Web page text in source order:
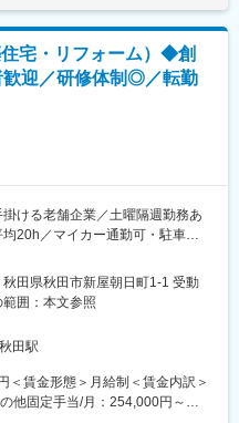
それぞれの強みを生かして幅広
方については資格取得支援制度
資格取得を会社が全面的にバッ
れたい」「将来のキャリアを描
おり、キャリアアップを目指す方
土日祝）。有給取得平均13.2日
く、家族との時間や趣味も大切
分と、安定した収入も魅力で
も目安の金額であり、選考を通じ
給(月額)は固定手当を含めた表記
住宅・リフォーム）◆創
歓迎／研修体制◎／転勤
掛ける老舗企業／土曜隔週勤務あ
20h／マイカー通勤可・駐車場
ス、リビング、サッシ他）の施
事手配
田県秋田市新屋朝日町1-1 受動
囲：本文参照
田駅
＜賃金形態＞月給制＜賃金内訳＞
他固定手当/月：254,000円～